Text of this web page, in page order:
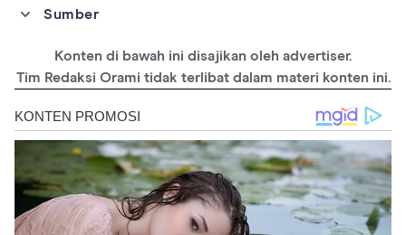
Sumber
mc-mr-m-and-m-buttons-in-calculator-have-you-ever-used-
https://www.thesmartogre.com/2020/01/part-1-belajar-fungsi-
Konten di bawah ini disajikan oleh advertiser.
Tim Redaksi Orami tidak terlibat dalam materi konten ini.